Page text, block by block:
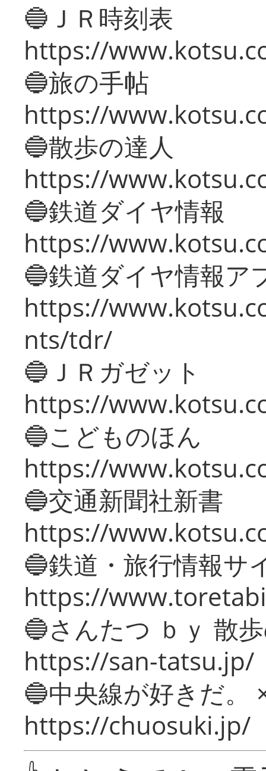
🔵ＪＲ時刻表
https://
🔵旅の手帖
https://
🔵散歩の達人
https://
🔵鉄道ダイヤ情報
https://
🔵鉄道ダイヤ情報ア
https://
nts/tdr/
🔵ＪＲガゼット
https://
🔵こどものほん
https://
🔵交通新聞社新書
https://
🔵鉄道・旅行情報サ
https://
🔵さんたつ ｂｙ 散
https://san-tatsu.jp/
🔵中央線が好きだ。
https://chuosuki.jp/